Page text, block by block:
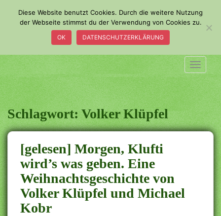
o
m
a
i
n
c
o
n
t
e
n
t
Schlagwort:Volker Klüpfel
[gelesen] Morgen, Klufti
wird’s was geben. Eine
Weihnachtsgeschichte von
Volker Klüpfel und Michael
Kobr
Diese Website benutzt Cookies. Durch die weitere Nutzung
der Webseite stimmst du der Verwendung von Cookies zu.
OK DATENSCHUTZERKLÄRUNG